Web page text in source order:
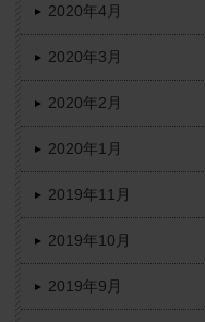
2020年4月
2020年3月
2020年2月
2020年1月
2019年11月
2019年10月
2019年9月